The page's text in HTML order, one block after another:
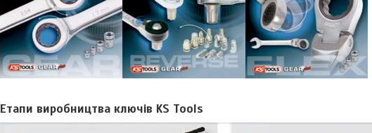
Етапи виробництва ключів KS Tools